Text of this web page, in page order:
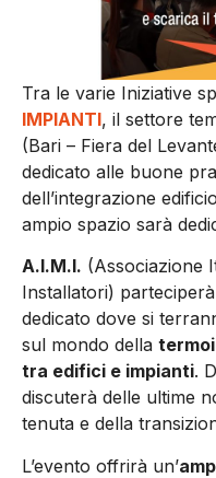
Tra le varie Iniziative
IMPIANTI, il settore
(Bari – Fiera del
dedicato alle buone
dell’integrazione
ampio spazio sarà
A.I.M.I. (Associazione
Installatori)
dedicato dove si
sul mondo della
tra edifici e impianti.
discuterà delle ultime
tenuta e della
L’evento offrirà un’